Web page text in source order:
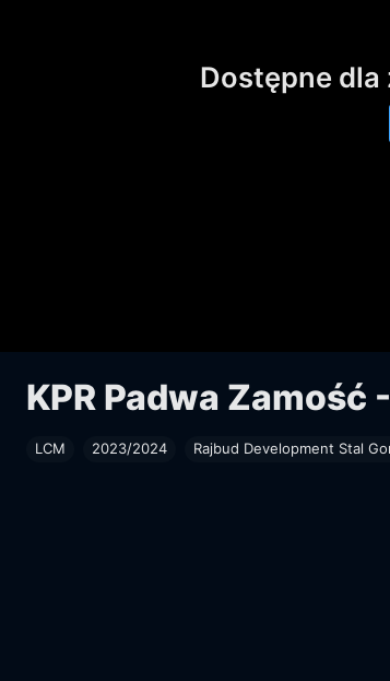
Dostępne
KPR Padwa Zamość
LCM 2023/2024 Rajbud Development Stal